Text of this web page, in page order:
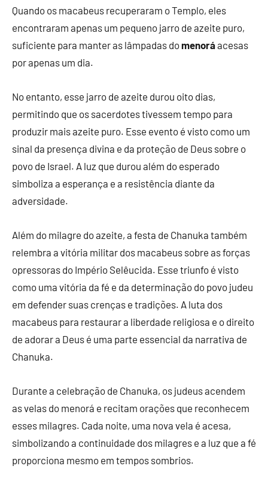
Quando os macabeus recuperaram o Templo, eles
encontraram apenas um pequeno jarro de azeite puro,
suficiente para manter as lâmpadas domenoráacesas
por apenas um dia.
No entanto, esse jarro de azeite durou oito dias,
permitindo que os sacerdotes tivessem tempo para
produzir mais azeite puro. Esse evento é visto como um
sinal da presença divina e da proteção de Deus sobre o
povo de Israel. A luz que durou além do esperado
simboliza a esperança e a resistência diante da
adversidade.
Além do milagre do azeite, a festa de Chanuka também
relembra a vitória militar dos macabeus sobre as forças
opressoras do Império Selêucida. Esse triunfo é visto
como uma vitória da fé e da determinação do povo judeu
em defender suas crenças e tradições. A luta dos
macabeus para restaurar a liberdade religiosa e o direito
de adorar a Deus é uma parte essencial da narrativa de
Chanuka.
Durante a celebração de Chanuka, os judeus acendem
as velas do menorá e recitam orações que reconhecem
esses milagres. Cada noite, uma nova vela é acesa,
simbolizando a continuidade dos milagres e a luz que a fé
proporciona mesmo em tempos sombrios.